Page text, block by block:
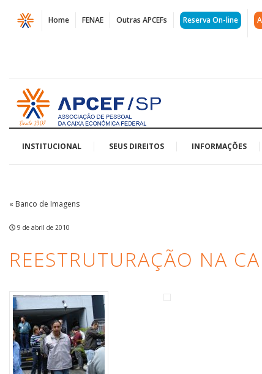
Página
Reestruturação
Caixa
APCEF/SP
Home FENAE Outras APCEFs Reserva On-line
Acessar
página
inicial
INSTITUCIONAL SEUS DIREITOS INFORMAÇÕES
« Banco de Imagens
9 de abril de 2010
REESTRUTURAÇÃO NA